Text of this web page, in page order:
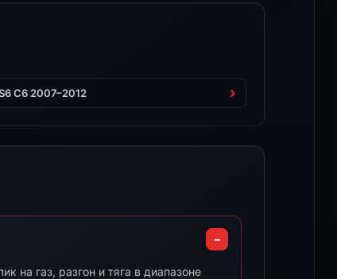
C6 2007–2012
на газ, разгон и тяга в диапазоне